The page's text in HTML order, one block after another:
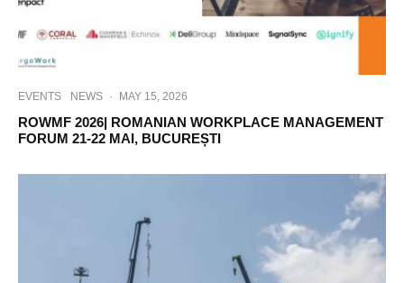
EVENTS NEWS · MAY 15, 2026
ROWMF 2026| ROMANIAN WORKPLACE MANAGEMENT
FORUM 21-22 MAI, BUCUREȘTI